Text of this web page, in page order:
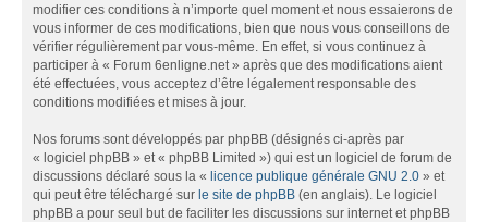
modifier ces conditions à n’importe quel moment et nous essaierons de
vous informer de ces modifications, bien que nous vous conseillons de
vérifier régulièrement par vous-même. En effet, si vous continuez à
participer à « Forum 6enligne.net » après que des modifications aient
été effectuées, vous acceptez d’être légalement responsable des
conditions modifiées et mises à jour.
Nos forums sont développés par phpBB (désignés ci-après par
« logiciel phpBB » et « phpBB Limited ») qui est un logiciel de forum de
discussions déclaré sous la « licence publique générale GNU 2.0 » et
qui peut être téléchargé sur le site de phpBB (en anglais). Le logiciel
phpBB a pour seul but de faciliter les discussions sur internet et phpBB